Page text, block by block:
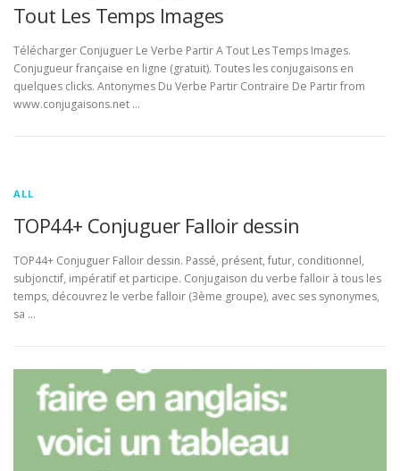
Tout Les Temps Images
Télécharger Conjuguer Le Verbe Partir A Tout Les Temps Images.
Conjugueur française en ligne (gratuit). Toutes les conjugaisons en
quelques clicks. Antonymes Du Verbe Partir Contraire De Partir from
www.conjugaisons.net …
ALL
TOP44+ Conjuguer Falloir dessin
TOP44+ Conjuguer Falloir dessin. Passé, présent, futur, conditionnel,
subjonctif, impératif et participe. Conjugaison du verbe falloir à tous les
temps, découvrez le verbe falloir (3ème groupe), avec ses synonymes,
sa …